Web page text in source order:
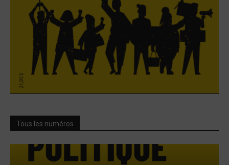
Tous les numéros